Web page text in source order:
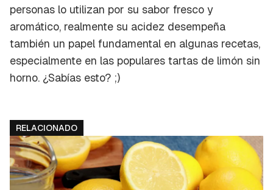
personas lo utilizan por su sabor fresco y
aromático, realmente su acidez desempeña
también un papel fundamental en algunas recetas,
especialmente en las populares tartas de limón sin
horno. ¿Sabías esto? ;)
RELACIONADO